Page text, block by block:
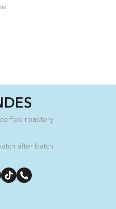
roastery
after batch